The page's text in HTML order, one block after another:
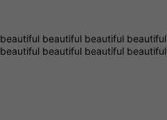
beautiful beautiful beautiful beautiful
beautiful beautiful beautiful beautiful